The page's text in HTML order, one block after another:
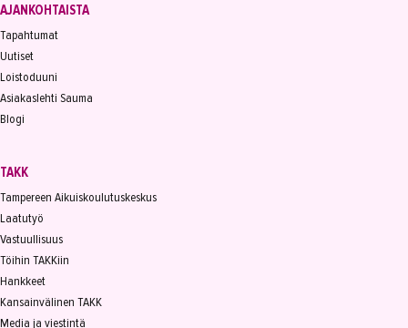
AJANKOHTAISTA
Tapahtumat
Uutiset
Loistoduuni
Asiakaslehti Sauma
Blogi
TAKK
Tampereen Aikuiskoulutuskeskus
Laatutyö
Vastuullisuus
Töihin TAKKiin
Hankkeet
Kansainvälinen TAKK
Media ja viestintä